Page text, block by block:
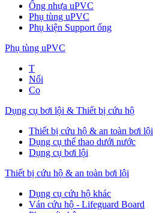
Ống nhựa uPVC
Phụ tùng uPVC
Phụ kiện Support ống
Phụ tùng uPVC
T
Nối
Co
Dụng cụ bơi lội & Thiết bị cứu hộ
Thiết bị cứu hộ & an toàn bơi lội
Dụng cụ thể thao dưới nước
Dụng cụ bơi lội
Thiết bị cứu hộ & an toàn bơi lội
Dụng cụ cứu hộ khác
Ván cứu hộ - Lifeguard Board